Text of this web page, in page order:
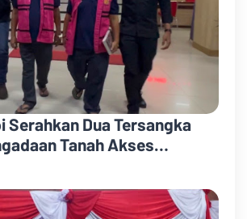
Serahkan Dua Tersangka
Tanah Akses
Jabung Ke Penuntut